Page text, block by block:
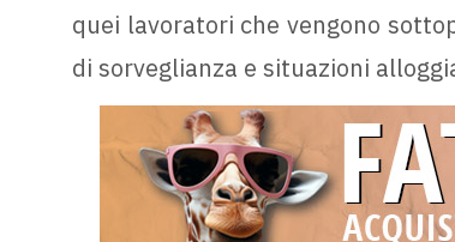
quei lavoratori che vengono
di sorveglianza e situazioni